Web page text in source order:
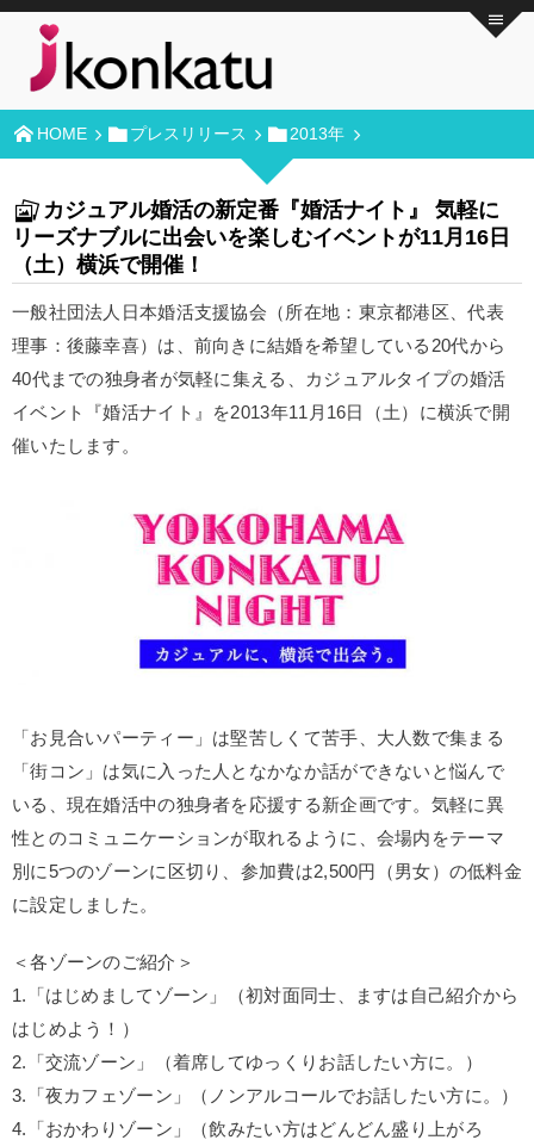
HOME プレスリリース 2013年
カジュアル婚活の新定番『婚活ナイト』 気軽に
リーズナブルに出会いを楽しむイベントが11月16日
（土）横浜で開催！
一般社団法人日本婚活支援協会（所在地：東京都港区、代表
理事：後藤幸喜）は、前向きに結婚を希望している20代から
40代までの独身者が気軽に集える、カジュアルタイプの婚活
イベント『婚活ナイト』を2013年11月16日（土）に横浜で開
催いたします。
「お見合いパーティー」は堅苦しくて苦手、大人数で集まる
「街コン」は気に入った人となかなか話ができないと悩んで
いる、現在婚活中の独身者を応援する新企画です。気軽に異
性とのコミュニケーションが取れるように、会場内をテーマ
別に5つのゾーンに区切り、参加費は2,500円（男女）の低料金
に設定しました。
＜各ゾーンのご紹介＞
1.「はじめましてゾーン」（初対面同士、ますは自己紹介から
はじめよう！）
2.「交流ゾーン」（着席してゆっくりお話したい方に。）
3.「夜カフェゾーン」（ノンアルコールでお話したい方に。）
4.「おかわりゾーン」（飲みたい方はどんどん盛り上がろ